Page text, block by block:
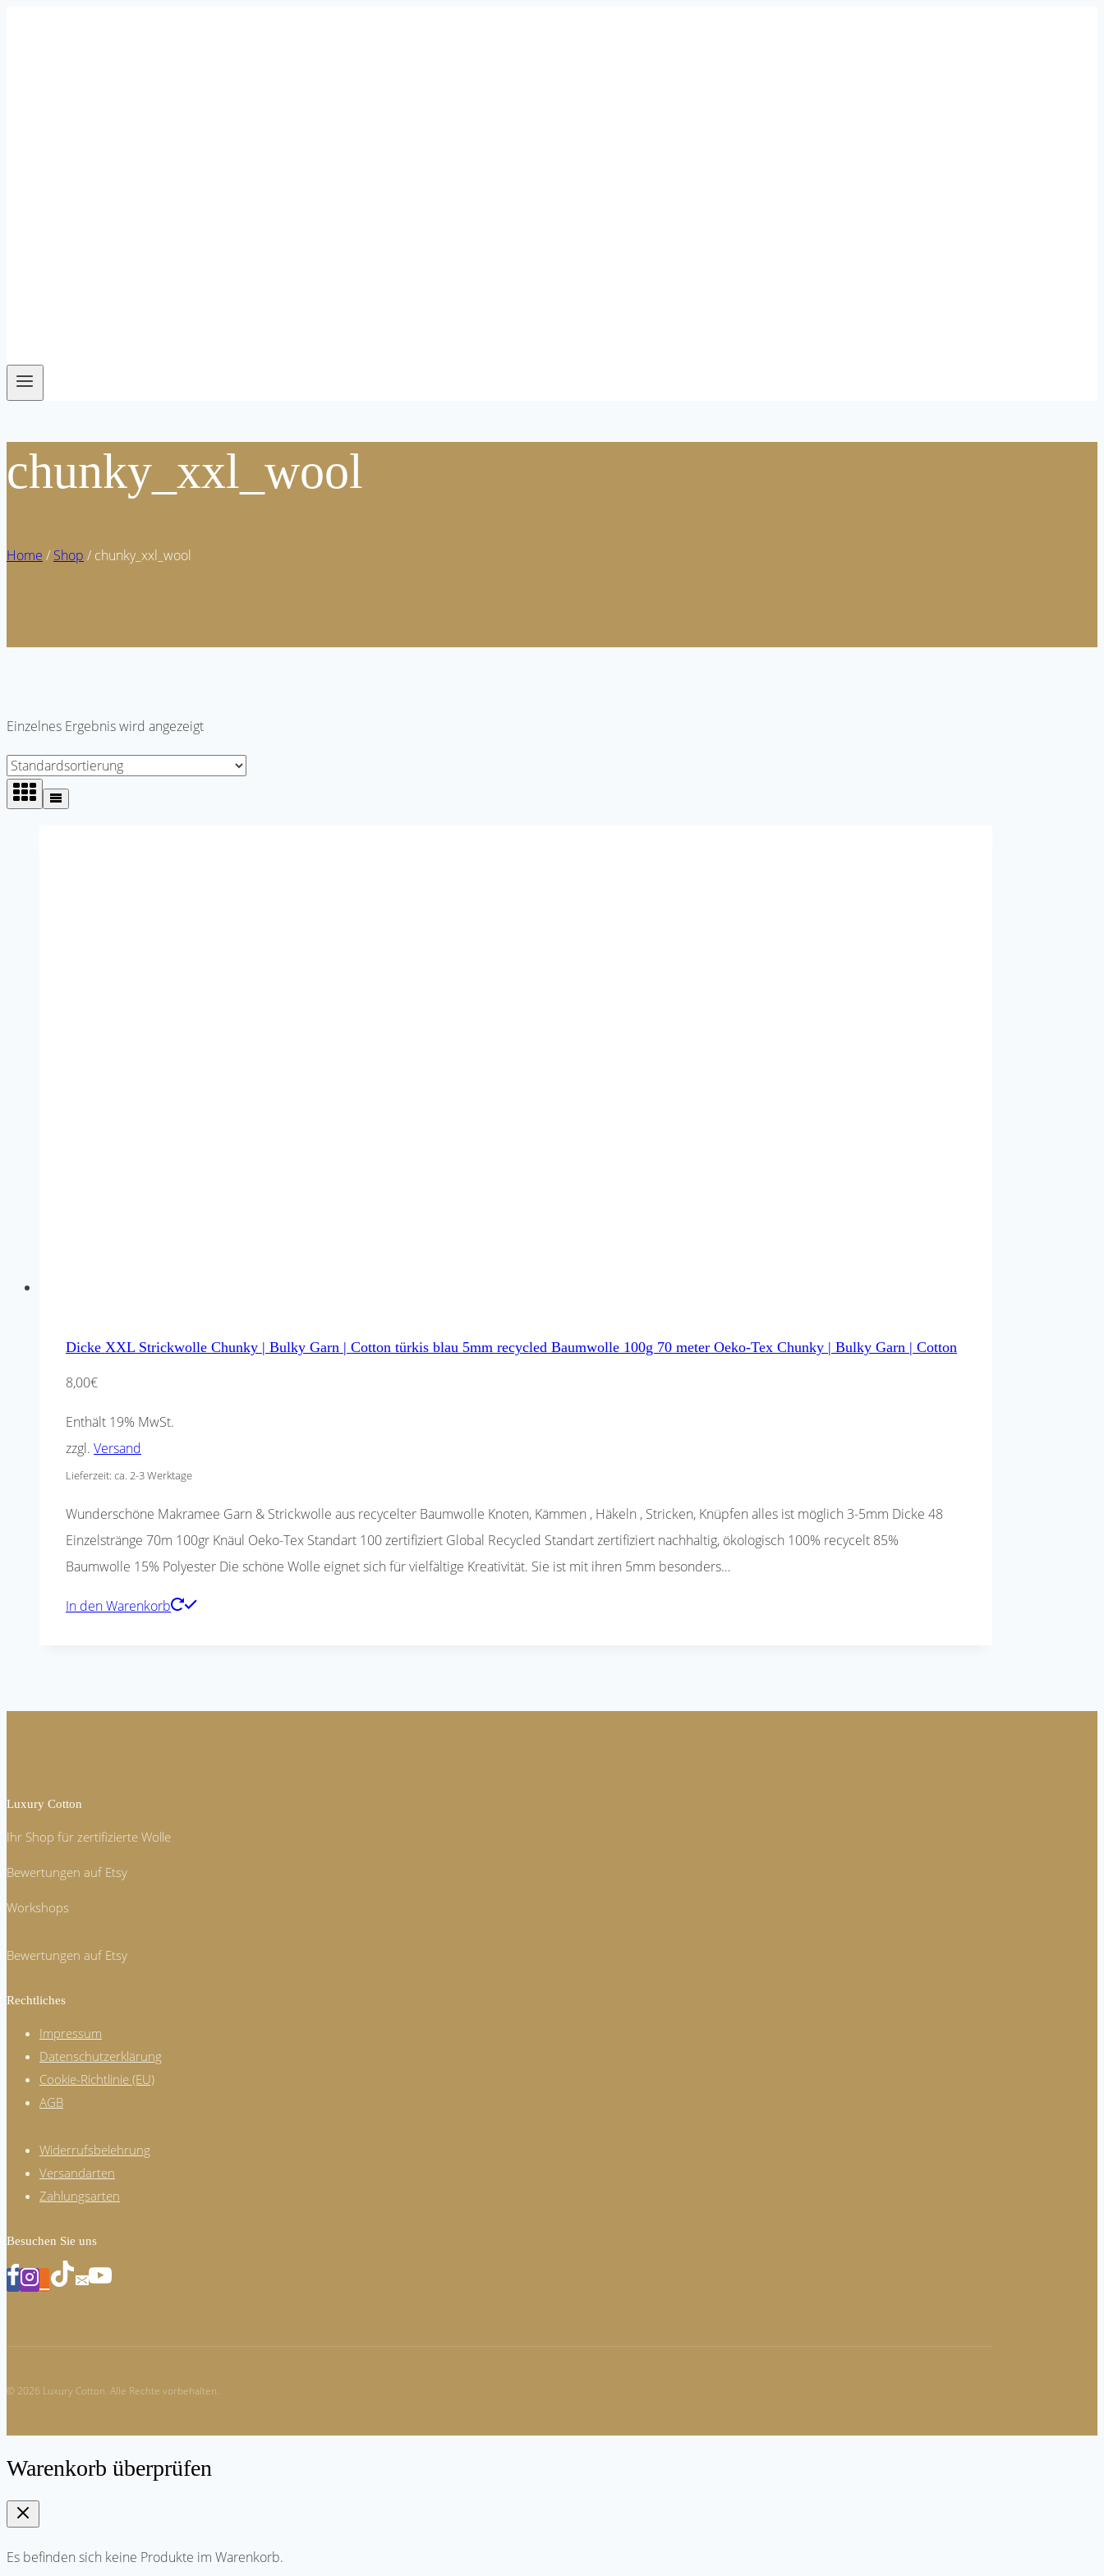
chunky_xxl_wool
Home / Shop / chunky_xxl_wool
Einzelnes Ergebnis wird angezeigt
Dicke XXL Strickwolle Chunky | Bulky Garn | Cotton türkis blau 5mm recycled Baumwolle 100g 70 meter Oeko-Tex Chunky | Bulky Garn | Cotton
8,00€
Enthält 19% MwSt.
zzgl. Versand
Lieferzeit: ca. 2-3 Werktage
Wunderschöne Makramee Garn & Strickwolle aus recycelter Baumwolle Knoten, Kämmen , Häkeln , Stricken, Knüpfen alles ist möglich 3-5mm Dicke 48
Einzelstränge 70m 100gr Knäul Oeko-Tex Standart 100 zertifiziert Global Recycled Standart zertifiziert nachhaltig, ökologisch 100% recycelt 85%
Baumwolle 15% Polyester Die schöne Wolle eignet sich für vielfältige Kreativität. Sie ist mit ihren 5mm besonders…
In den Warenkorb
Luxury Cotton
Ihr Shop für zertifizierte Wolle
Bewertungen auf Etsy
Workshops
Bewertungen auf Etsy
Rechtliches
Impressum
Datenschutzerklärung
Cookie-Richtlinie (EU)
AGB
Widerrufsbelehrung
Versandarten
Zahlungsarten
Besuchen Sie uns
© 2026 Luxury Cotton. Alle Rechte vorbehalten.
Warenkorb überprüfen
Es befinden sich keine Produkte im Warenkorb.